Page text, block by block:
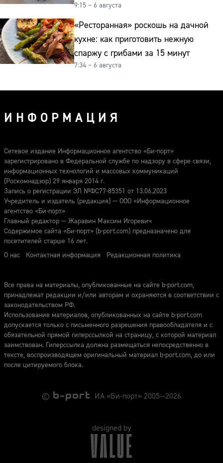
овощи от гнили
9:15 – 6 августа
«Ресторанная» роскошь на дачной
кухне: как приготовить нежную
спаржу с грибами за 15 минут
7:34 – 6 августа
ИНФОРМАЦИЯ
Сетевое издание Информационное агентство «Би-порт»
зарегистрировано в Федеральной службе по надзору в сфере связи,
информационных технологий и массовых коммуникаций
(Роскомнадзор) 29 января 2014 г.
Запись о регистрации ЭЛ №ФС77-85351 от 13.06.2023
Учредитель и издатель (редакция) — ООО «Информационное
агентство «Би-порт»
Главный редактор — Жаравин Максим Игоревич
Содержимое сайта «Би-порт» (b-port.com) предназначено для
посетителей старше 16 лет.
О нас
Контактная информация Редакционная политика
Все права на материалы, опубликованные на сайте b-port.com,
принадлежат редакции и/или авторам и охраняются в соответствии с
законодательством РФ.
Использование материалов, опубликованных на сайте b-port.com
допускается только с письменного разрешения правообладателя и с
обязательной прямой гиперссылкой на страницу, с которой материал
заимствован. Гиперссылка должна размещаться непосредственно в
тексте, воспроизводящем оригинальный материал b-port.com, до или
после цитируемого блока.
© ИА «Би-порт» 2005—2026
designed by